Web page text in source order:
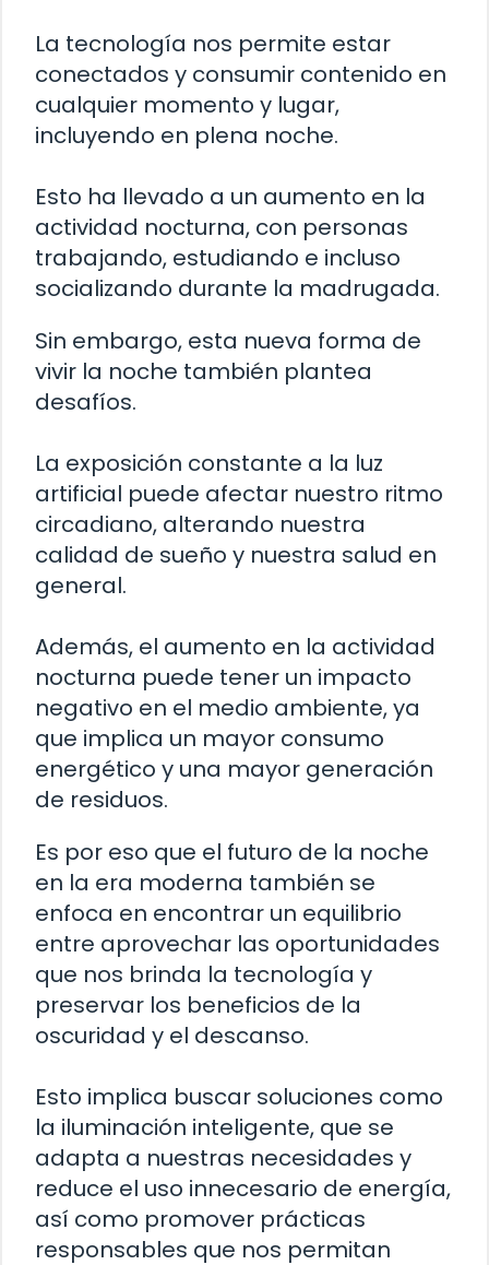
La tecnología nos permite estar
conectados y consumir contenido en
cualquier momento y lugar,
incluyendo en plena noche.
Esto ha llevado a un aumento en la
actividad nocturna, con personas
trabajando, estudiando e incluso
socializando durante la madrugada.
Sin embargo, esta nueva forma de
vivir la noche también plantea
desafíos.
La exposición constante a la luz
artificial puede afectar nuestro ritmo
circadiano, alterando nuestra
calidad de sueño y nuestra salud en
general.
Además, el aumento en la actividad
nocturna puede tener un impacto
negativo en el medio ambiente, ya
que implica un mayor consumo
energético y una mayor generación
de residuos.
Es por eso que el futuro de la noche
en la era moderna también se
enfoca en encontrar un equilibrio
entre aprovechar las oportunidades
que nos brinda la tecnología y
preservar los beneficios de la
oscuridad y el descanso.
Esto implica buscar soluciones como
la iluminación inteligente, que se
adapta a nuestras necesidades y
reduce el uso innecesario de energía,
así como promover prácticas
responsables que nos permitan